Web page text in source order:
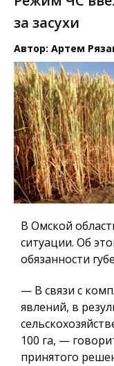
за засухи
Автор: Артем
В Омской
ситуации. Об
обязанности
— В связи с
явлений, в
100 га, —
принятого